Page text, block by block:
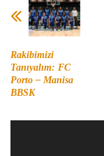
Rakibimizi
Tanıyalım: FC
Porto – Manisa
BBSK